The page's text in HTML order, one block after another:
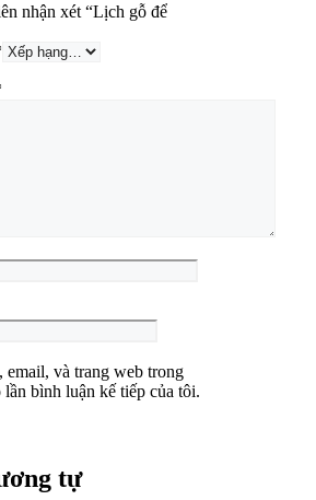
nhận xét “Lịch gỗ để
email, và trang web trong
bình luận kế tiếp của tôi.
tự